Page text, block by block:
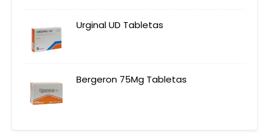
Urginal UD Tabletas
Bergeron 75Mg Tabletas